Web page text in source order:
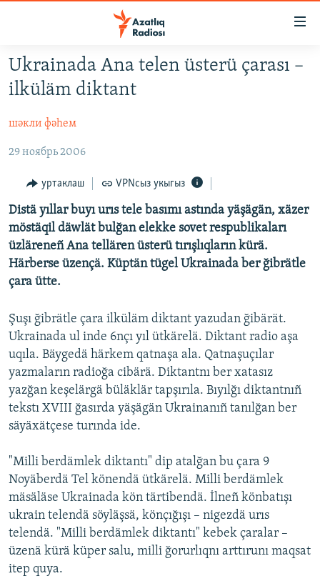
төп
эчтәлек
төп
эзләүТАТАРСТАН
КЫРЫМ
ТАТАР-БАШКОРТ ДӨНЬЯСЫ
СУГЫШ
БЕЗНЕ ТОМАЛАДЫЛАР
ШӘЛКЕМНӘР
ӘҢГӘМӘ
ДИНИ ТОРМЫШ
ПӘРӘВЕЗ
ФӘН-ФӘСМӘТӘН
КИНОХАНӘ
ДӨНЬЯ ХӘЛЛӘРЕ
ӘЙДӘ ONLINE
IDEL.РЕАЛИИ
БЕЗГӘ КУШЫЛЫГЫЗ!
БАШКА ТЕЛЛӘРДӘ
Ukrainada Ana telen üsterü çarası –
ilküläm diktant
шәкли фәһем
29 ноябрь 2006
уртаклаш VPNсыз укыгыз
Distä yıllar buyı urıs tele basımı astında yäşägän, xäzer
möstäqil däwlät bulğan elekke sovet respublikaları
üzläreneñ Ana tellären üsterü tırışlıqların kürä.
Härberse üzençä. Küptän tügel Ukrainada ber ğibrätle
çara ütte.
Şuşı ğibrätle çara ilküläm diktant yazudan ğibärät.
Ukrainada ul inde 6nçı yıl ütkärelä. Diktant radio aşa
uqıla. Bäygedä härkem qatnaşa ala. Qatnaşuçılar
yazmaların radioğa cibärä. Diktantnı ber xatasız
yazğan keşelärgä büläklär tapşırıla. Bıyılğı diktantnıñ
tekstı XVIII ğasırda yäşägän Ukrainanıñ tanılğan ber
säyäxätçese turında ide.
"Milli berdämlek diktantı" dip atalğan bu çara 9
Noyäberdä Tel könendä ütkärelä. Milli berdämlek
mäsäläse Ukrainada kön tärtibendä. İlneñ könbatışı
ukrain telendä söyläşsä, könçığışı – nigezdä urıs
telendä. "Milli berdämlek diktantı" kebek çaralar –
üzenä kürä küper salu, milli ğorurlıqnı arttırunı maqsat
itep quya.